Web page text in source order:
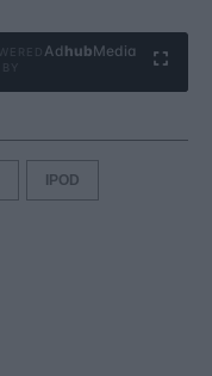
Ad hubMedia
IPOD